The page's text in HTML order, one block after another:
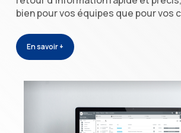
bien pour vos équipes que pour vos
En savoir +